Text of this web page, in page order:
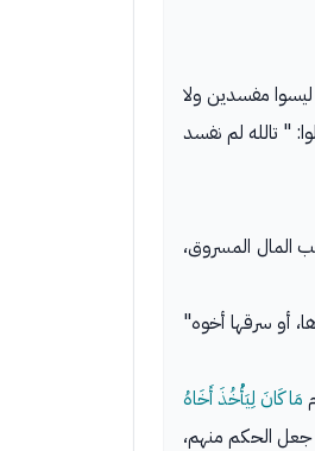
ليسوا مفسدين ولا
" تالله لم نفسد
المال المسروق،
أو سرقها أخوه"
مَا كَانَ لِيَأْخُذَ أَخَاهُ
جعل الحكم منهم،